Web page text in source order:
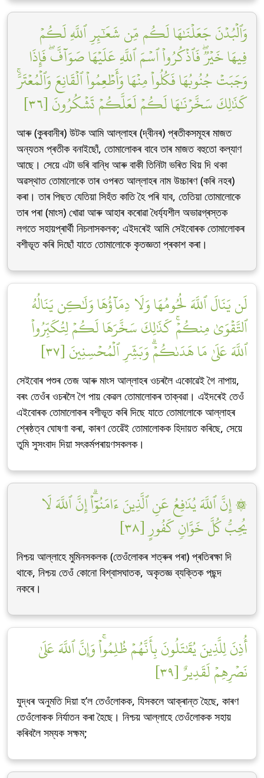
وَٱلۡبُدۡنَ جَعَلۡنَٰهَا لَكُم مِّن شَعَٰٓئِرِ ٱللَّهِ لَكُمۡ
فِيهَا خَيۡرٞۖ فَٱذۡكُرُواْ ٱسۡمَ ٱللَّهِ عَلَيۡهَا صَوَآفَّۖ فَإِذَا
وَجَبَتۡ جُنُوبُهَا فَكُلُواْ مِنۡهَا وَأَطۡعِمُواْ ٱلۡقَانِعَ وَٱلۡمُعۡتَرَّۚ
كَذَٰلِكَ سَخَّرۡنَٰهَا لَكُمۡ لَعَلَّكُمۡ تَشۡكُرُونَ [٣٦]
আৰু (কুৰবানীৰ) উটক আমি আল্লাহৰ (দ্বীনৰ) প্ৰতীকসমূহৰ মাজত
অন্যতম প্ৰতীক বনাইছোঁ, তোমালোকৰ বাবে তাৰ মাজত বহুতো কল্যাণ
আছে। সেয়ে এটা ভৰি বান্ধি আৰু বাকী তিনিটা ভৰিত থিয় দি থকা
অৱস্থাত তোমালোকে তাৰ ওপৰত আল্লাহৰ নাম উচ্চাৰণ (কৰি নহৰ)
কৰা। তাৰ পিছত যেতিয়া সিহঁত কাতি হৈ পৰি যাব, তেতিয়া তোমালোকে
তাৰ পৰা (মাংস) খোৱা আৰু আহাৰ কৰোৱা ধৈৰ্য্যশীল অভাৱগ্ৰস্তক
লগতে সহায়প্ৰাৰ্থী নিচলাসকলক; এইদৰেই আমি সেইবোৰক তোমালোকৰ
বশীভূত কৰি দিছোঁ যাতে তোমালোকে কৃতজ্ঞতা প্ৰকাশ কৰা।
لَن يَنَالَ ٱللَّهَ لُحُومُهَا وَلَا دِمَآؤُهَا وَلَٰكِن يَنَالُهُ
ٱلتَّقۡوَىٰ مِنكُمۡۚ كَذَٰلِكَ سَخَّرَهَا لَكُمۡ لِتُكَبِّرُواْ
ٱللَّهَ عَلَىٰ مَا هَدَىٰكُمۡۗ وَبَشِّرِ ٱلۡمُحۡسِنِينَ [٣٧]
সেইবোৰ পশুৰ তেজ আৰু মাংস আল্লাহৰ ওচৰলৈ একোৱেই গৈ নাপায়,
বৰং তেওঁৰ ওচৰলৈ গৈ পায় কেৱল তোমালোকৰ তাক্বৱা। এইদৰেই তেওঁ
এইবোৰক তোমালোকৰ বশীভূত কৰি দিছে যাতে তোমালোকে আল্লাহৰ
শ্ৰেষ্ঠত্ব ঘোষণা কৰা, কাৰণ তেৱেঁই তোমালোকক হিদায়ত কৰিছে, সেয়ে
তুমি সুসংবাদ দিয়া সৎকৰ্মপৰায়ণসকলক।
۞ إِنَّ ٱللَّهَ يُدَٰفِعُ عَنِ ٱلَّذِينَ ءَامَنُوٓاْۗ إِنَّ ٱللَّهَ لَا
يُحِبُّ كُلَّ خَوَّانٖ كَفُورٍ [٣٨]
নিশ্চয় আল্লাহে মুমিনসকলক (তেওঁলোকৰ শত্ৰুৰ পৰা) প্ৰতিৰক্ষা দি
থাকে, নিশ্চয় তেওঁ কোনো বিশ্বাসঘাতক, অকৃতজ্ঞ ব্যক্তিক পছন্দ
নকৰে।
أُذِنَ لِلَّذِينَ يُقَٰتَلُونَ بِأَنَّهُمۡ ظُلِمُواْۚ وَإِنَّ ٱللَّهَ عَلَىٰ
نَصۡرِهِمۡ لَقَدِيرٌ [٣٩]
যুদ্ধৰ অনুমতি দিয়া হ’ল তেওঁলোকক, যিসকলে আক্ৰান্ত হৈছে, কাৰণ
তেওঁলোকক নিৰ্যাতন কৰা হৈছে। নিশ্চয় আল্লাহে তেওঁলোকক সহায়
কৰিবলৈ সম্যক সক্ষম;